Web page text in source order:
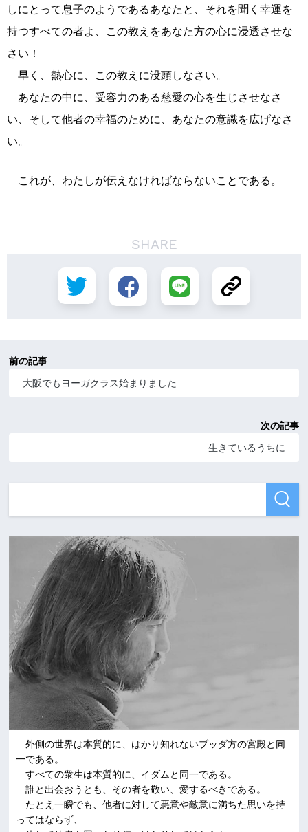
しにとって息子のようであるあなたと、それを聞く幸運を
持つすべての者よ、この教えをあなた方の心に浸透させな
さい！
早く、熱心に、この教えに没頭しなさい。
あなたの中に、受容力のある慈愛の心を生じさせなさ
い、そして他者の幸福のために、あなたの意識を広げなさ
い。
これが、わたしが伝えなければならないことである。
SHARE
前の記事
大阪でもヨーガクラス始まりました
次の記事
生きているうちに
外側の世界は本質的に、はかり知れないブッダ方の宮殿と同
一である。
すべての衆生は本質的に、イダムと同一である。
誰と出会おうとも、その者を敬い、愛するべきである。
たとえ一瞬でも、他者に対して悪意や敵意に満ちた思いを持
ってはならず、